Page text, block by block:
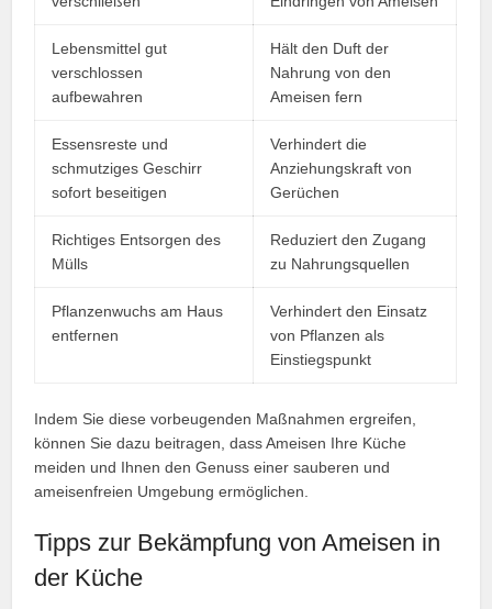
Lebensmittel gut
verschlossen
aufbewahren
Hält den Duft der
Nahrung von den
Ameisen fern
Essensreste und
schmutziges Geschirr
sofort beseitigen
Verhindert die
Anziehungskraft von
Gerüchen
Richtiges Entsorgen des
Mülls
Reduziert den Zugang
zu Nahrungsquellen
Pflanzenwuchs am Haus
entfernen
Verhindert den Einsatz
von Pflanzen als
Einstiegspunkt
Indem Sie diese vorbeugenden Maßnahmen ergreifen,
können Sie dazu beitragen, dass Ameisen Ihre Küche
meiden und Ihnen den Genuss einer sauberen und
ameisenfreien Umgebung ermöglichen.
Tipps zur Bekämpfung von Ameisen in
der Küche